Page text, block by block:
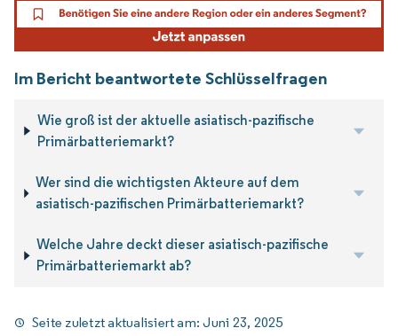
Im Bericht beantwortete Schlüsselfragen
Wie groß ist der aktuelle asiatisch-pazifische
Primärbatteriemarkt?
Wer sind die wichtigsten Akteure auf dem
asiatisch-pazifischen Primärbatteriemarkt?
Welche Jahre deckt dieser asiatisch-pazifische
Primärbatteriemarkt ab?
Seite zuletzt aktualisiert am:Juni 23, 2025